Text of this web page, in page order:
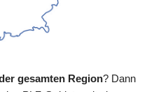
gesamten Region? Dann